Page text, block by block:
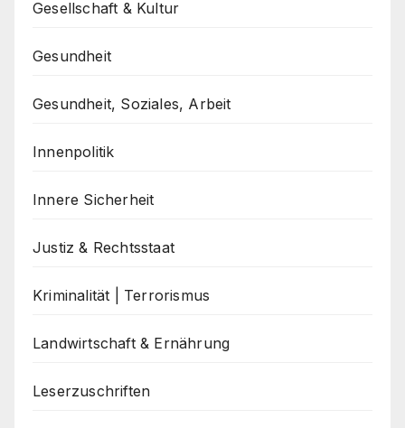
Gesellschaft & Kultur
Gesundheit
Gesundheit, Soziales, Arbeit
Innenpolitik
Innere Sicherheit
Justiz & Rechtsstaat
Kriminalität | Terrorismus
Landwirtschaft & Ernährung
Leserzuschriften